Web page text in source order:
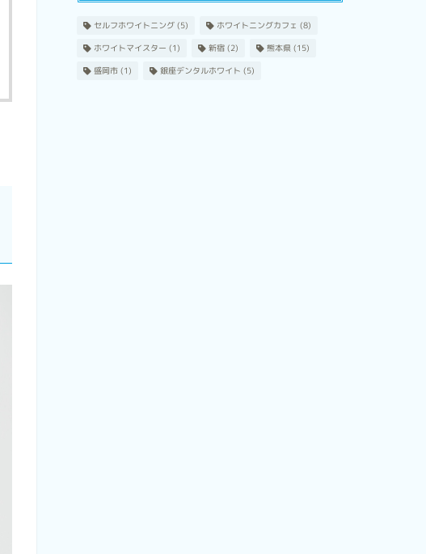
セルフホワイトニング(5) ホワイトニングカフェ (8)
ホワイトマイスター (1) 新宿(2) 熊本県(15)
盛岡市(1) 銀座デンタルホワイト (5)